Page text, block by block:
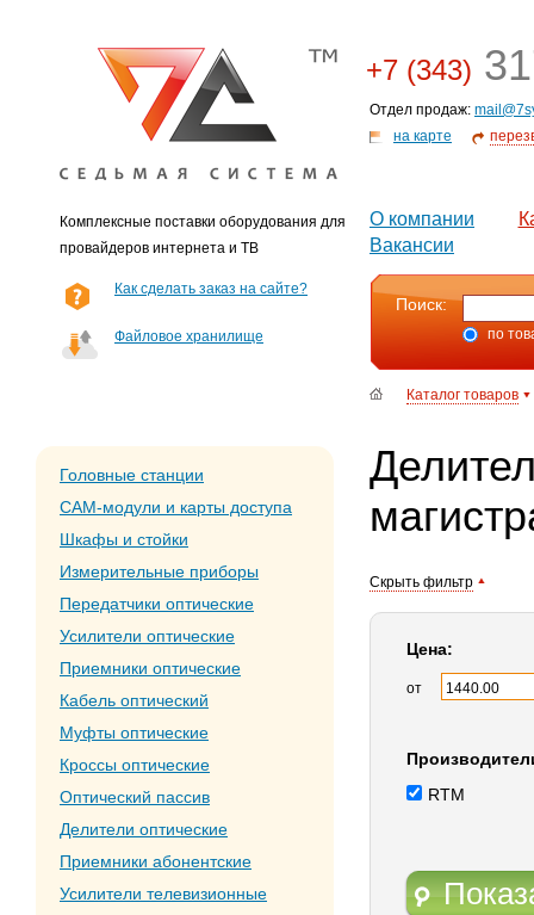
Комплексные поставки оборудования для
провайдеров интернета и ТВ
+7 (343)
Отдел продаж:
на карте
О компании
Вакансии
Как сделать заказ на сайте?
Файловое хранилище
Поиск:
по
Каталог товаров
Головные станции
CAM-модули и карты доступа
Шкафы и стойки
Измерительные приборы
Передатчики оптические
Усилители оптические
Приемники оптические
Кабель оптический
Муфты оптические
Кроссы оптические
Оптический пассив
Делители оптические
Приемники абонентские
Усилители телевизионные
Скрыть фильтр
Цена:
от
RTM